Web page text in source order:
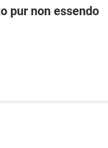
pur non essendo